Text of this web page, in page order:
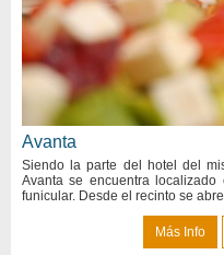
Avanta
Siendo la parte del hotel del
Avanta se encuentra
funicular. Desde el recinto se
Más Info